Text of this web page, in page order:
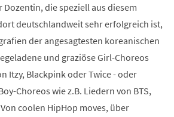
die speziell aus diesem
deutschlandweit sehr erfolgreich ist,
der angesagtesten koreanischen
und graziöse Girl-Choreos
Itzy, Blackpink oder Twice - oder
Choreos wie z.B. Liedern von BTS,
coolen HipHop moves, über